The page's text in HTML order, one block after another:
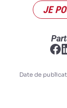
JE
Date de